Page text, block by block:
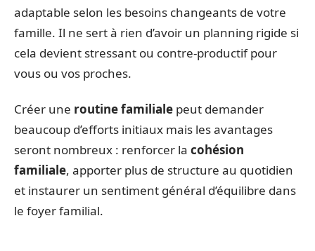
adaptable selon les besoins changeants de votre
famille. Il ne sert à rien d’avoir un planning rigide si
cela devient stressant ou contre-productif pour
vous ou vos proches.
Créer une routine familiale peut demander
beaucoup d’efforts initiaux mais les avantages
seront nombreux : renforcer la cohésion
familiale, apporter plus de structure au quotidien
et instaurer un sentiment général d’équilibre dans
le foyer familial.